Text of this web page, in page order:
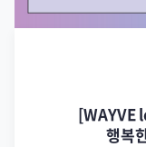
[WAYVE
행복